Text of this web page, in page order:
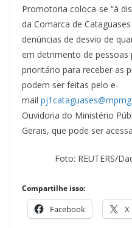
Promotoria coloca-se “à
da Comarca de
denúncias de desvio de
em detrimento de pessoas
prioritário para receber as
podem ser feitas pelo e-
mail
Ouvidoria do Ministério
Gerais, que pode ser
Foto: REUTERS/
Compartilhe isso:
Facebook X